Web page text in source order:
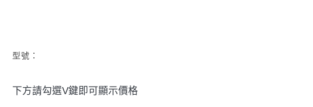
型號：
下方請勾選V鍵即可顯示價格